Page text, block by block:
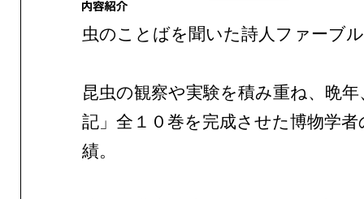
虫のことばを聞いた詩人ファーブ
昆虫の観察や実験を積み重ね、晩年
記」全１０巻を完成させた博物学
績。